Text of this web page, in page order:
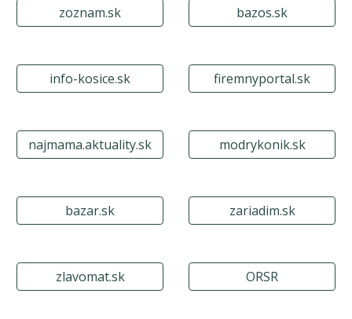
zoznam.sk bazos.sk
info-kosice.sk firemnyportal.sk
najmama.aktuality.sk modrykonik.sk
bazar.sk zariadim.sk
zlavomat.sk ORSR